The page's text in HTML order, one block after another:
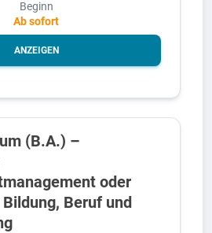
Beginn
Ab sofort
ANZEIGEN
(B.A.) –
oder
Beruf und